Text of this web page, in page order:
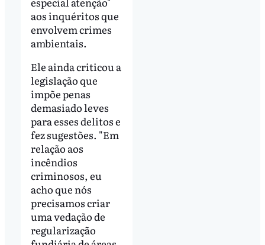
aos inquéritos que
envolvem crimes
ambientais.
Ele ainda criticou a
legislação que
impõe penas
demasiado leves
para esses delitos e
fez sugestões. "Em
relação aos
incêndios
criminosos, eu
acho que nós
precisamos criar
uma vedação de
regularização